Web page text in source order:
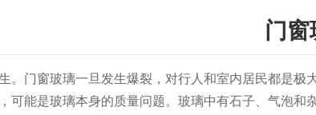
门窗
。门窗玻璃一旦发生爆裂，对行人和室内居民都是
可能是玻璃本身的质量问题。玻璃中有石子、气泡